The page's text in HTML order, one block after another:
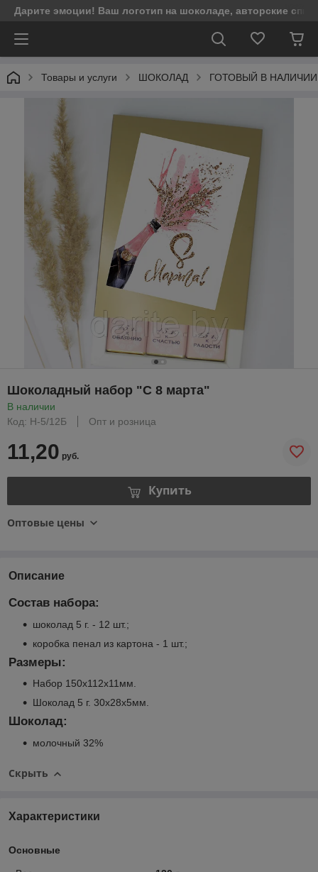
Дарите эмоции! Ваш логотип на шоколаде, авторские
Товары и услуги ШОКОЛАД ГОТОВЫЙ В НАЛИЧИИ
Шоколадный набор "С 8 марта"
В наличии
Код: Н-5/12Б
Опт и розница
11,20 руб.
Купить
Оптовые цены
Описание
Состав набора:
шоколад 5 г. - 12 шт.;
коробка пенал из картона - 1 шт.;
Размеры:
Набор 150х112х11мм.
Шоколад 5 г. 30х28х5мм.
Шоколад:
молочный 32%
Скрыть
Характеристики
Основные